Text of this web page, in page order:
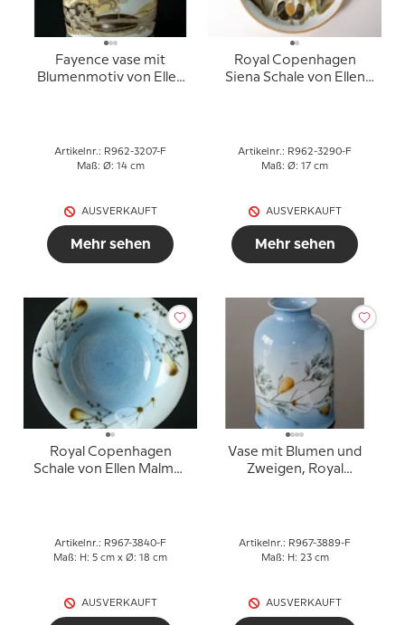
Fayence vase mit
Blumenmotiv von Ellen
Artikelnr.: R962-3207-F
Maß: Ø: 14 cm
AUSVERKAUFT
Mehr sehen
Royal Copenhagen
Siena Schale von Ellen
Artikelnr.: R962-3290-F
Maß: Ø: 17 cm
AUSVERKAUFT
Mehr sehen
Royal Copenhagen
Schale von Ellen Malmer
Artikelnr.: R967-3840-F
Maß: H: 5 cm x Ø: 18 cm
AUSVERKAUFT
Vase mit Blumen und
Zweigen, Royal
Artikelnr.: R967-3889-F
Maß: H: 23 cm
AUSVERKAUFT